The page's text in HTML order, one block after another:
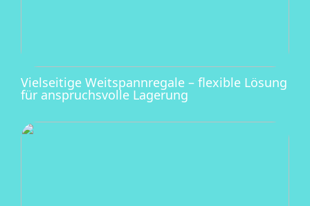
Vielseitige Weitspannregale – flexible Lösung
für anspruchsvolle Lagerung